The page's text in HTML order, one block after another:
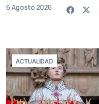
6 Agosto 2026
ACTUALIDAD